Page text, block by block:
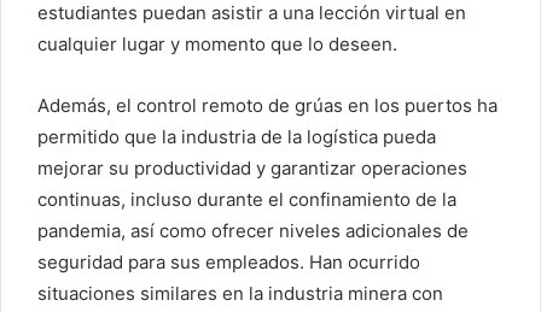
estudiantes puedan asistir a una lección virtual en
cualquier lugar y momento que lo deseen.
Además, el control remoto de grúas en los puertos ha
permitido que la industria de la logística pueda
mejorar su productividad y garantizar operaciones
continuas, incluso durante el confinamiento de la
pandemia, así como ofrecer niveles adicionales de
seguridad para sus empleados. Han ocurrido
situaciones similares en la industria minera con